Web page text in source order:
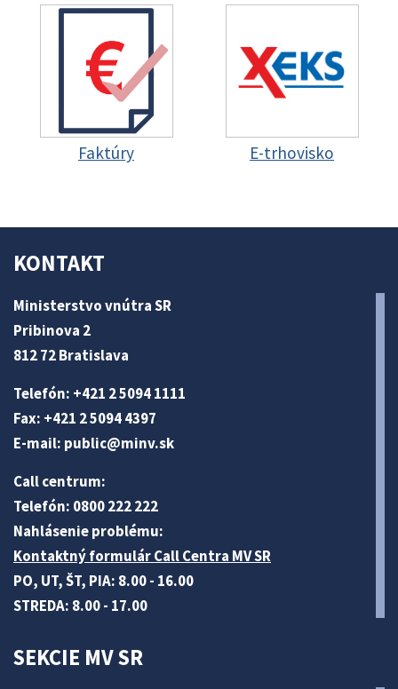
Faktúry E-trhovisko
KONTAKT
Ministerstvo vnútra SR
Pribinova 2
812 72 Bratislava
Telefón: +421 2 5094 1111
Fax: +421 2 5094 4397
E-mail: public@minv.sk
Call centrum:
Telefón: 0800 222 222
Nahlásenie problému:
Kontaktný formulár Call Centra MV SR
PO, UT, ŠT, PIA: 8.00 - 16.00
STREDA: 8.00 - 17.00
SEKCIE MV SR